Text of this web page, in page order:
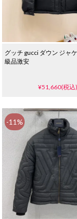
グッチ gucci ダウン ジャ
級品激安
¥51,660(税込)
-11%